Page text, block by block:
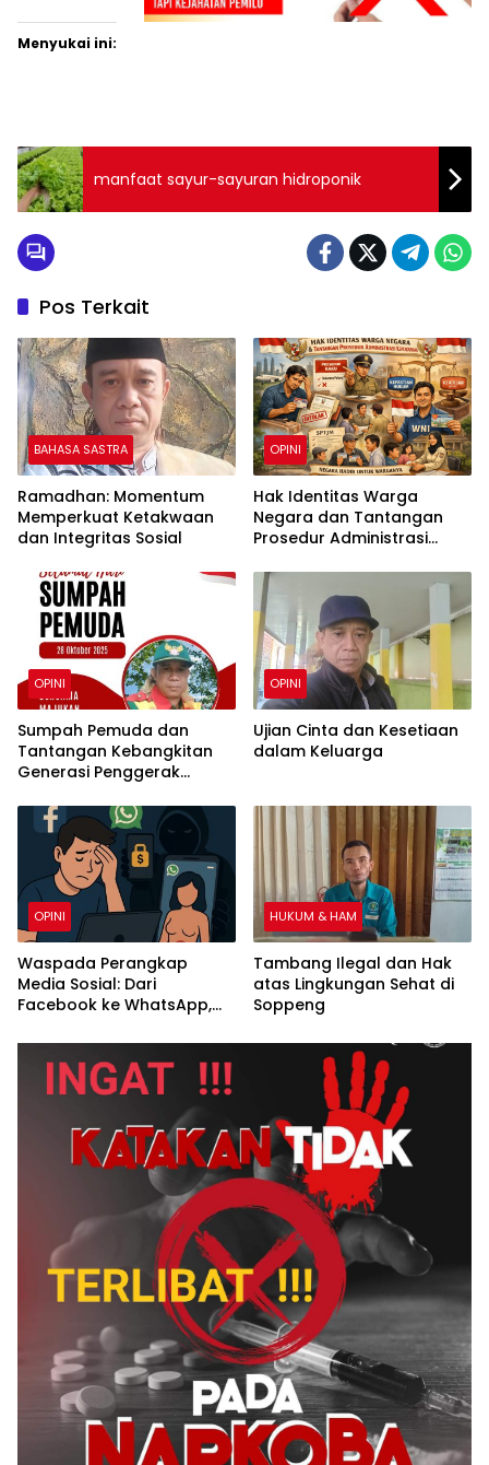
Menyukai ini:
manfaat sayur-sayuran hidroponik
Pos Terkait
BAHASA SASTRA
Ramadhan: Momentum
Memperkuat Ketakwaan
dan Integritas Sosial
OPINI
Hak Identitas Warga
Negara dan Tantangan
Prosedur Administrasi
OPINI
Sumpah Pemuda dan
Tantangan Kebangkitan
Generasi Penggerak
OPINI
Ujian Cinta dan Kesetiaan
dalam Keluarga
OPINI
Waspada Perangkap
Media Sosial: Dari
Facebook ke WhatsApp,
Berujung Pemerasan
HUKUM & HAM
Tambang Ilegal dan Hak
atas Lingkungan Sehat di
Soppeng